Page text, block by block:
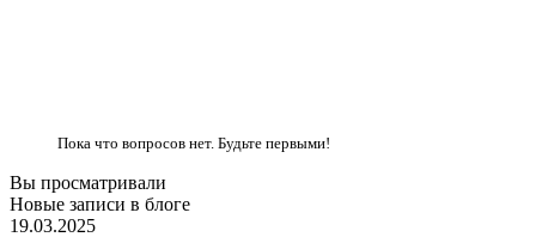
Пока что вопросов нет. Будьте первыми!
Вы просматривали
Новые записи в блоге
19.03.2025